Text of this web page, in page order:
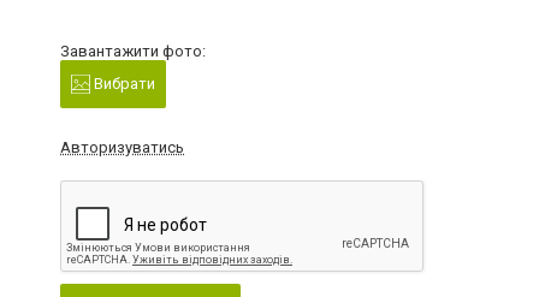
Завантажити фото:
Вибрати
Авторизуватись